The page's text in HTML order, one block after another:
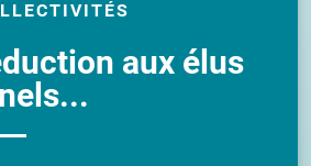
aux élus